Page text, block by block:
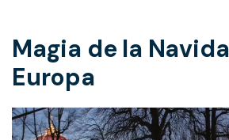
Magia de la
Europa